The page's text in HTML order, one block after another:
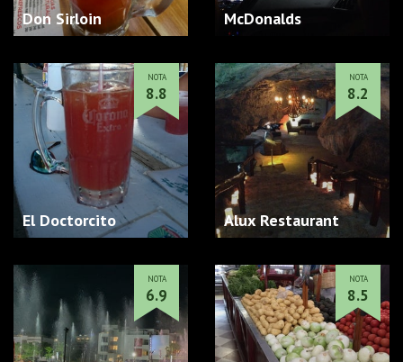
Don Sirloin McDonalds
El Doctorcito
NOTA
8.8
Alux Restaurant
NOTA
8.2
NOTA
6.9
NOTA
8.5